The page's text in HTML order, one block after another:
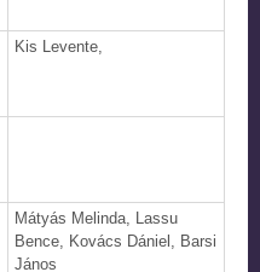
Kis Levente,
Mátyás Melinda, Lassu
Bence, Kovács Dániel, Barsi
János